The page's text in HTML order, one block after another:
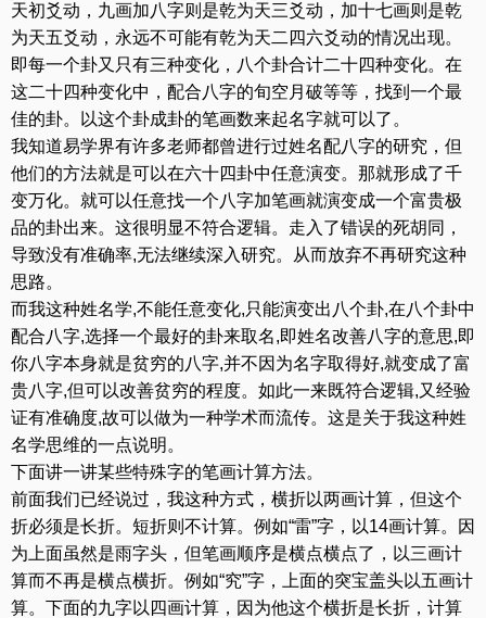
天初爻动，九画加八字则是乾为天三爻动，加十七画则是乾
为天五爻动，永远不可能有乾为天二四六爻动的情况出现。
即每一个卦又只有三种变化，八个卦合计二十四种变化。在
这二十四种变化中，配合八字的旬空月破等等，找到一个最
佳的卦。以这个卦成卦的笔画数来起名字就可以了。
我知道易学界有许多老师都曾进行过姓名配八字的研究，但
他们的方法就是可以在六十四卦中任意演变。那就形成了千
变万化。就可以任意找一个八字加笔画就演变成一个富贵极
品的卦出来。这很明显不符合逻辑。走入了错误的死胡同，
导致没有准确率,无法继续深入研究。从而放弃不再研究这种
思路。
而我这种姓名学,不能任意变化,只能演变出八个卦,在八个卦中
配合八字,选择一个最好的卦来取名,即姓名改善八字的意思,即
你八字本身就是贫穷的八字,并不因为名字取得好,就变成了富
贵八字,但可以改善贫穷的程度。如此一来既符合逻辑,又经验
证有准确度,故可以做为一种学术而流传。这是关于我这种姓
名学思维的一点说明。
下面讲一讲某些特殊字的笔画计算方法。
前面我们已经说过，我这种方式，横折以两画计算，但这个
折必须是长折。短折则不计算。例如“雷”字，以14画计算。因
为上面虽然是雨字头，但笔画顺序是横点横点了，以三画计
算而不再是横点横折。例如“究”字，上面的突宝盖头以五画计
算。下面的九字以四画计算，因为他这个横折是长折，计算